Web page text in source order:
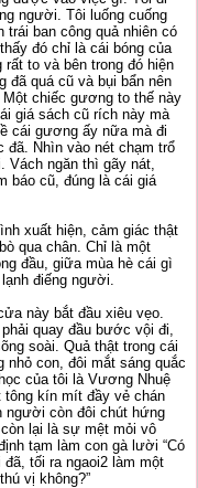
người. Tôi luống cuống
ban công quả nhiên có
đó chỉ là cái bóng của
to và bên trong đó hiện
đã quá cũ và bụi bẩn nên
chiếc gương to thế này
giá sách cũ rích này mà
cái gương ấy nữa mà đi
đã. Nhìn vào nét chạm trổ
Vách ngăn thì gãy nát,
báo cũ, đúng là cái giá
xuất hiện, cảm giác thật
qua chân. Chỉ là một
đầu, giữa mùa hè cái gì
điếng người.
này bắt đầu xiêu vẹo.
quay đầu bước vội đi,
soài. Quả thật trong cái
con, đôi mắt sáng quắc
của tôi là Vương Nhuệ
tông kín mít đầy vẻ chán
người còn đôi chút hứng
lại là sự mệt mỏi vô
tạm làm con gà lười “Có
tối ra ngaoi2 làm một
vị không?”